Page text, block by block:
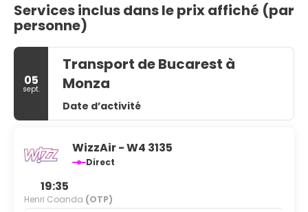
Services inclus dans le prix affiché (par
personne)
05
sept.
Transport de Bucarest à
Monza
Date d’activité
WizzAir - W4 3135
Direct
19:35
Henri Coanda (OTP)